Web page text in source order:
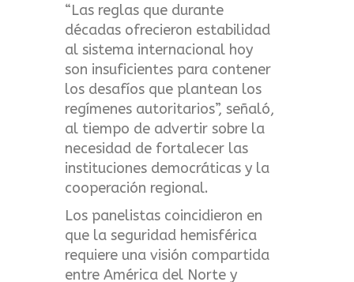
“Las reglas que durante
décadas ofrecieron estabilidad
al sistema internacional hoy
son insuficientes para contener
los desafíos que plantean los
regímenes autoritarios”, señaló,
al tiempo de advertir sobre la
necesidad de fortalecer las
instituciones democráticas y la
cooperación regional.
Los panelistas coincidieron en
que la seguridad hemisférica
requiere una visión compartida
entre América del Norte y